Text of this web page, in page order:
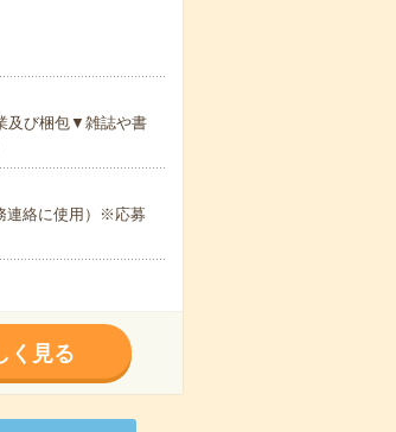
及び梱包▼雑誌や書
連絡に使用）※応募
く見る